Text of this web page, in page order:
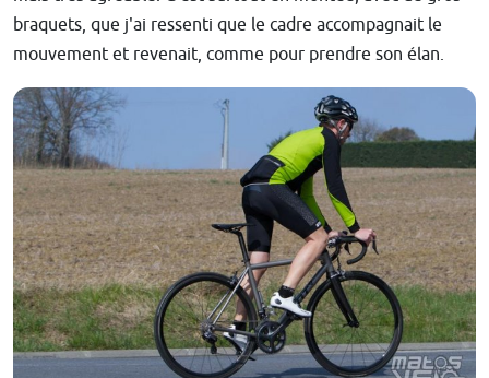
braquets, que j'ai ressenti que le cadre accompagnait le
mouvement et revenait, comme pour prendre son élan.